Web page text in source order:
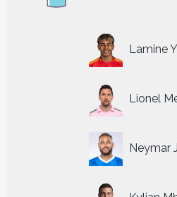
Lamine
Lionel
Neymar